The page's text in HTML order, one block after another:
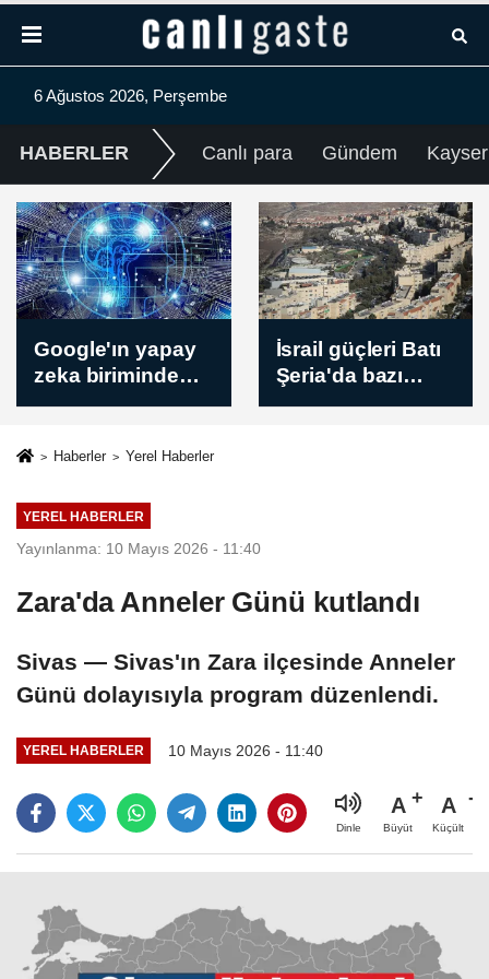
6 Ağustos 2026, Perşembe
HABERLER Canlı para Gündem
İsrail güçleri Batı
Şeria'da bazı
beldelere baskın
Bire'de 3 evi
MAÇ SONUCU |
Panathinaikos 1-1
CSKA 1948 Sofia
Haberler Yerel Haberler
YEREL HABERLER
Yayınlanma: 10 Mayıs 2026 - 11:40
Zara'da Anneler Günü kutlandı
Sivas — Sivas'ın Zara ilçesinde Anneler
Günü dolayısıyla program düzenlendi.
YEREL HABERLER 10 Mayıs 2026 - 11:40
Dinle
A
Büyüt
A
Küçült